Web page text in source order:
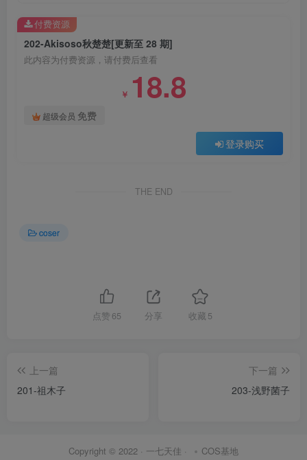
202-Akisoso秋楚楚[更新至 28 期]
此内容为付费资源，请付费后查看
￥ 18.8
超级会员 免费
登录购买
付费资源
THE END
coser
点赞 65 分享 收藏 5
上一篇
201-祖木子
下一篇
203-浅野菌子
Copyright © 2022 · 一七天佳 · COS基地